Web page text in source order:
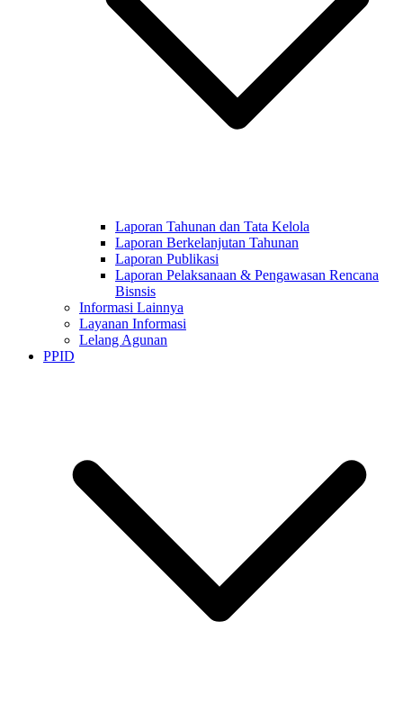
Laporan Tahunan dan Tata Kelola
Laporan Berkelanjutan Tahunan
Laporan Publikasi
Laporan Pelaksanaan & Pengawasan Rencana
Bisnsis
Informasi Lainnya
Layanan Informasi
Lelang Agunan
PPID